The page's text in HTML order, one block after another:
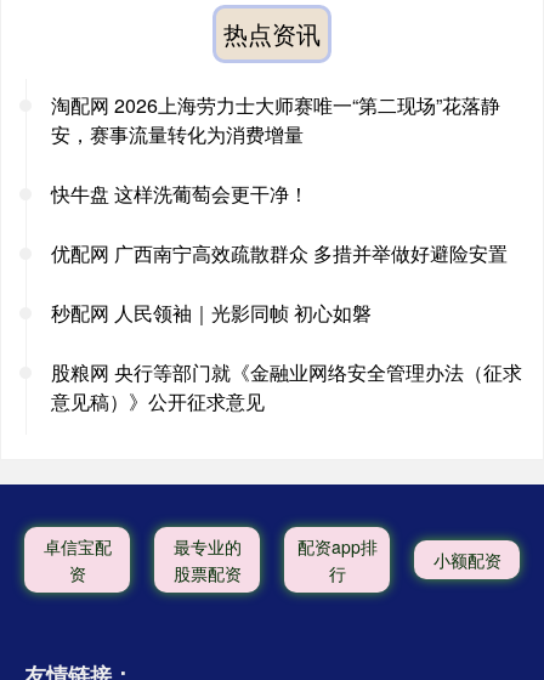
热点资讯
淘配网 2026上海劳力士大师赛唯一“第二现场”花落静
安，赛事流量转化为消费增量
快牛盘 这样洗葡萄会更干净！
优配网 广西南宁高效疏散群众 多措并举做好避险安置
秒配网 人民领袖｜光影同帧 初心如磐
股粮网 央行等部门就《金融业网络安全管理办法（征求
意见稿）》公开征求意见
卓信宝配
资
最专业的
股票配资
配资app排
行
小额配资